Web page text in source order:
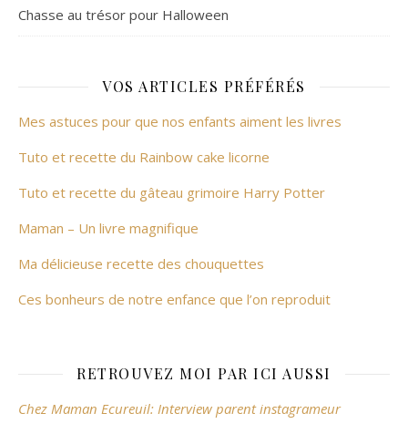
Chasse au trésor pour Halloween
VOS ARTICLES PRÉFÉRÉS
Mes astuces pour que nos enfants aiment les livres
Tuto et recette du Rainbow cake licorne
Tuto et recette du gâteau grimoire Harry Potter
Maman – Un livre magnifique
Ma délicieuse recette des chouquettes
Ces bonheurs de notre enfance que l’on reproduit
RETROUVEZ MOI PAR ICI AUSSI
Chez Maman Ecureuil: Interview parent instagrameur